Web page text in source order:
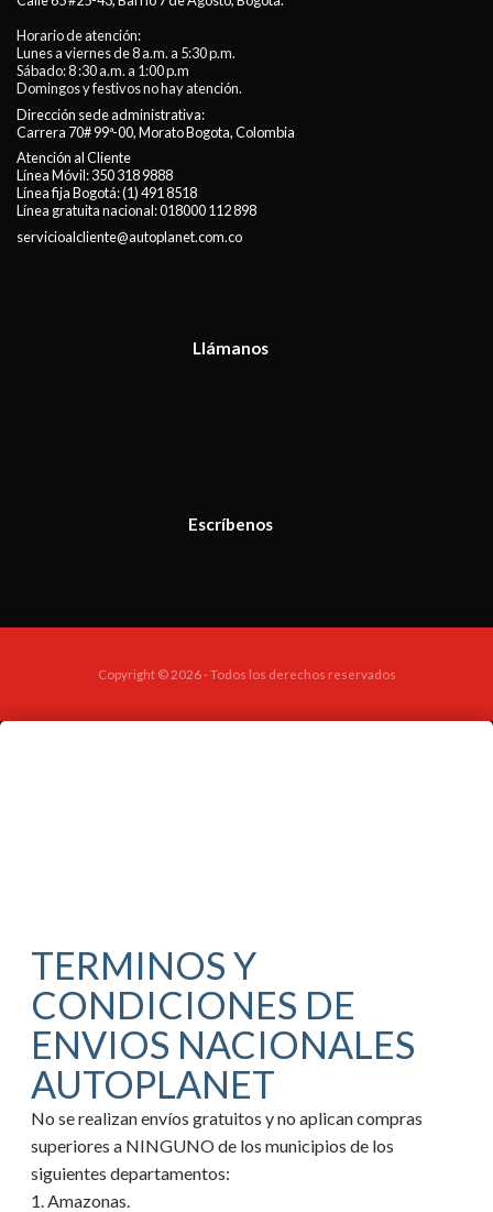
Horario de atención:
Lunes a viernes de 8 a.m. a 5:30 p.m.
Sábado: 8 :30 a.m. a 1:00 p.m
Domingos y festivos no hay atención.
Dirección sede administrativa:
Carrera 70# 99ª-00, Morato Bogota, Colombia
Atención al Cliente
Línea Móvil:350 318 9888
Línea fija Bogotá:(1) 491 8518
Línea gratuita nacional:018000 112 898
servicioalcliente@autoplanet.com.co
Llámanos
Escríbenos
Copyright © 2026 - Todos los derechos reservados
TERMINOS Y
CONDICIONES DE
ENVIOS NACIONALES
AUTOPLANET
No se realizan envíos gratuitos y no aplican compras
superiores a NINGUNO de los municipios de los
siguientes departamentos:
1. Amazonas.